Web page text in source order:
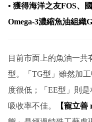
• 獲得海洋之友FOS、
Omega-3濃縮魚油組織
目前市面上的魚油一共
型。「TG型」雖然加
度很低；「EE型」則
吸收率不佳。
【寵立善